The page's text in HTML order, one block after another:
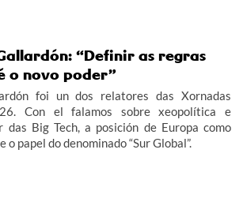
“Definir as regras
o novo poder”
foi un dos relatores das Xornadas
Con el falamos sobre xeopolítica e
das Big Tech, a posición de Europa como
papel do denominado “Sur Global”.